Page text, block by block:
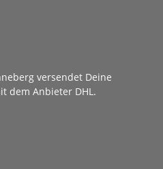
versendet Deine
dem Anbieter DHL.